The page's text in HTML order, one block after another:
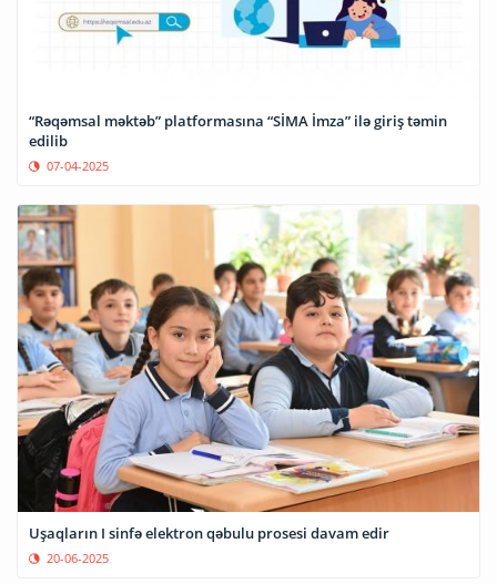
“Rəqəmsal məktəb” platformasına “SİMA İmza” ilə giriş təmin
edilib
07-04-2025
Uşaqların I sinfə elektron qəbulu prosesi davam edir
20-06-2025